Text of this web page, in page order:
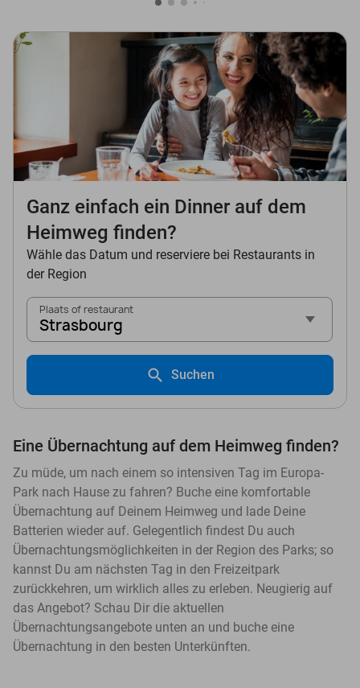
Ganz einfach ein Dinner auf dem
Heimweg finden?
Wähle das Datum und reserviere bei Restaurants in
der Region
Plaats of restaurant
Strasbourg
Suchen
Eine Übernachtung auf dem Heimweg finden?
Zu müde, um nach einem so intensiven Tag im Europa-
Park nach Hause zu fahren? Buche eine komfortable
Übernachtung auf Deinem Heimweg und lade Deine
Batterien wieder auf. Gelegentlich findest Du auch
Übernachtungsmöglichkeiten in der Region des Parks; so
kannst Du am nächsten Tag in den Freizeitpark
zurückkehren, um wirklich alles zu erleben. Neugierig auf
das Angebot? Schau Dir die aktuellen
Übernachtungsangebote unten an und buche eine
Übernachtung in den besten Unterkünften.